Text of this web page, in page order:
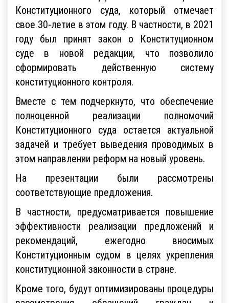
Конституционного суда, который отмечает
свое 30-летие в этом году. В частности, в 2021
году был принят закон о Конституционном
суде в новой редакции, что позволило
сформировать действенную систему
конституционного контроля.
Вместе с тем подчеркнуто, что обеспечение
полноценной реализации полномочий
Конституционного суда остается актуальной
задачей и требует выведения проводимых в
этом направлении реформ на новый уровень.
На презентации были рассмотрены
соответствующие предложения.
В частности, предусматривается повышение
эффективности реализации предложений и
рекомендаций, ежегодно вносимых
Конституционным судом в целях укрепления
конституционной законности в стране.
Кроме того, будут оптимизированы процедуры